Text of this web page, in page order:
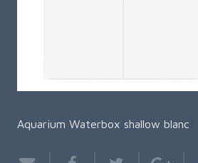
Aquarium Waterbox shallow blanc